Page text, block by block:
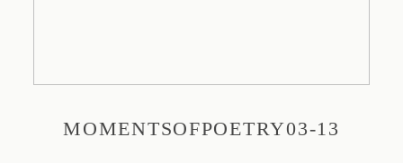
MOMENTSOFPOETRY03-13